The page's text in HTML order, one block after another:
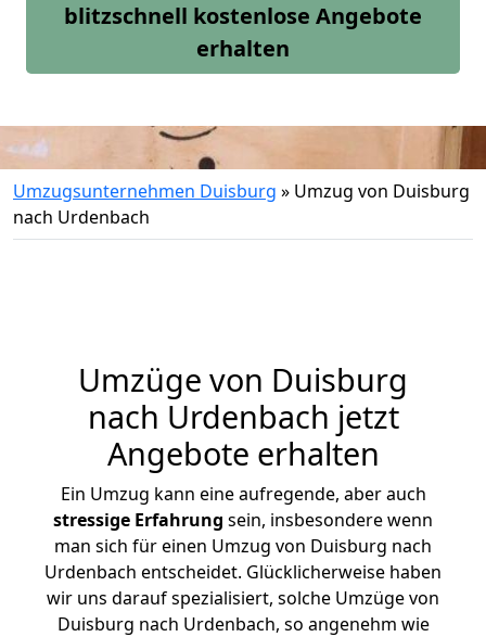
blitzschnell kostenlose Angebote
erhalten
Umzugsunternehmen Duisburg » Umzug von Duisburg
nach Urdenbach
Umzüge von Duisburg
nach Urdenbach jetzt
Angebote erhalten
Ein Umzug kann eine aufregende, aber auch
stressige Erfahrung sein, insbesondere wenn
man sich für einen Umzug von Duisburg nach
Urdenbach entscheidet. Glücklicherweise haben
wir uns darauf spezialisiert, solche Umzüge von
Duisburg nach Urdenbach, so angenehm wie